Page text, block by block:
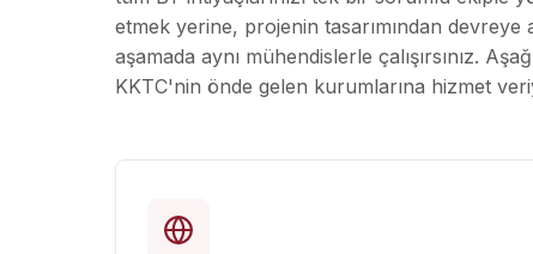
etmek yerine, projenin tasarımından devreye
aşamada aynı mühendislerle çalışırsınız.
KKTC'nin önde gelen kurumlarına hizmet